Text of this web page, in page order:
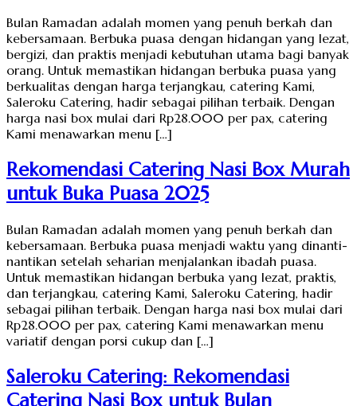
Bulan Ramadan adalah momen yang penuh berkah dan
kebersamaan. Berbuka puasa dengan hidangan yang lezat,
bergizi, dan praktis menjadi kebutuhan utama bagi banyak
orang. Untuk memastikan hidangan berbuka puasa yang
berkualitas dengan harga terjangkau, catering Kami,
Saleroku Catering, hadir sebagai pilihan terbaik. Dengan
harga nasi box mulai dari Rp28.000 per pax, catering
Kami menawarkan menu […]
Rekomendasi Catering Nasi Box Murah
untuk Buka Puasa 2025
Bulan Ramadan adalah momen yang penuh berkah dan
kebersamaan. Berbuka puasa menjadi waktu yang dinanti-
nantikan setelah seharian menjalankan ibadah puasa.
Untuk memastikan hidangan berbuka yang lezat, praktis,
dan terjangkau, catering Kami, Saleroku Catering, hadir
sebagai pilihan terbaik. Dengan harga nasi box mulai dari
Rp28.000 per pax, catering Kami menawarkan menu
variatif dengan porsi cukup dan […]
Saleroku Catering: Rekomendasi
Catering Nasi Box untuk Bulan